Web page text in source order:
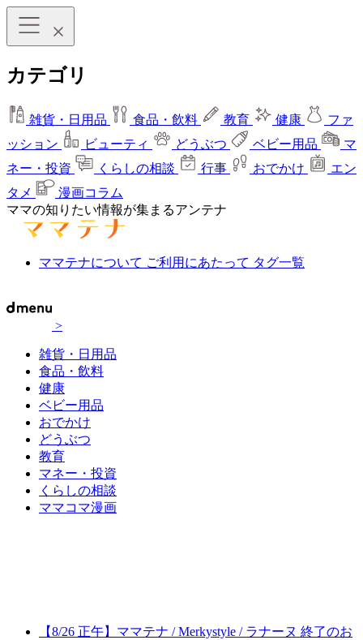
カテゴリ
雑貨・日用品 食品・飲料 教育 健康
ファ
ッション
ビューティ どうぶつ ベビー用品
マ
ネー・投資
くらしの相談 行事 おでかけ
エン
タメ
漫画コラム
ママの知りたい情報が集まるアンテナ
ママテナについて ご利用にあたって タグ一覧
>
雑貨・日用品
食品・飲料
健康
ベビー用品
おでかけ
どうぶつ
教育
マネー・投資
くらしの相談
ママコマ漫画
【8/26 正午】ママテナ / Merkystyle / ラナーヌ 終了のお